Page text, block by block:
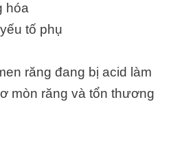
hóa
tố phụ
răng đang bị acid làm
mòn răng và tổn thương